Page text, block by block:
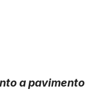
a pavimento